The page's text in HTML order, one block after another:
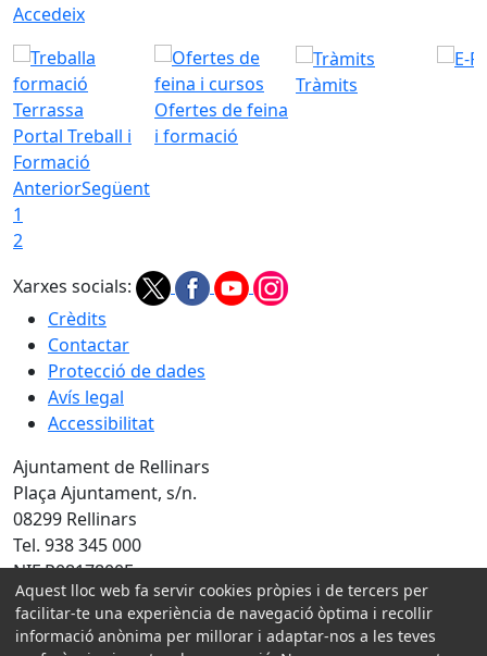
Accedeix
Portal Treball i
Formació
Ofertes de feina
i formació
Tràmits
AnteriorSegüent
1
2
Xarxes socials:
Crèdits
Contactar
Protecció de dades
Avís legal
Accessibilitat
Ajuntament de Rellinars
Plaça Ajuntament, s/n.
08299 Rellinars
Tel. 938 345 000
NIF P0817800F
Amb la col·laboració de:
Aquest lloc web fa servir cookies pròpies i de tercers per
facilitar-te una experiència de navegació òptima i recollir
informació anònima per millorar i adaptar-nos a les teves